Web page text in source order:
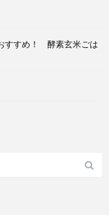
すすめ！ 酵素玄米ごは